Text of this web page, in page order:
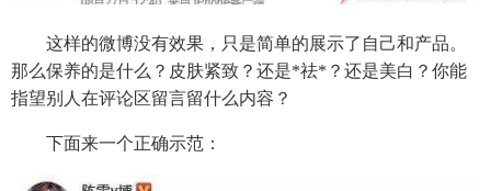
这样的微博没有效果，只是简单的展示了自己和产品。
那么保养的是什么？皮肤紧致？还是*祛*？还是美白？你能
指望别人在评论区留言留什么内容？
下面来一个正确示范：